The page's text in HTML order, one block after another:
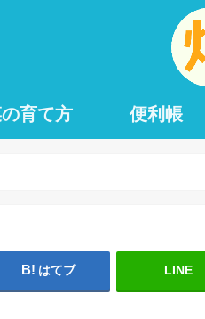
育て方 便利帳
はてブ LINE